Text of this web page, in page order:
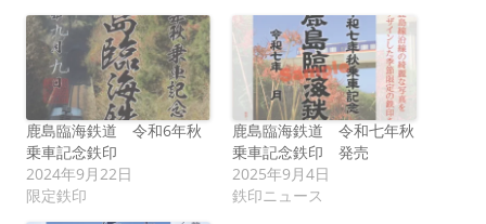
鹿島臨海鉄道 令和6年秋
乗車記念鉄印
2024年9月22日
限定鉄印
鹿島臨海鉄道 令和七年秋
乗車記念鉄印 発売
2025年9月4日
鉄印ニュース